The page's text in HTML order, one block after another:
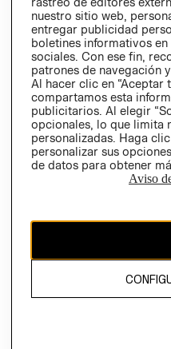
Chile ($)
nuestro sitio web,
entregar publicidad
boletines informativos
sociales. Con ese fin,
patrones de navegación
Al hacer clic en “Aceptar
compartamos esta
publicitarios. Al elegir
opcionales, lo que limita
personalizadas. Haga
personalizar sus
de datos para obtener
Aviso